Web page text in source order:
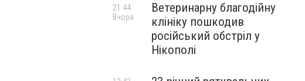
Ветеринарну благодійну
клініку пошкодив
російський обстріл у
Нікополі
21:44
Вчора